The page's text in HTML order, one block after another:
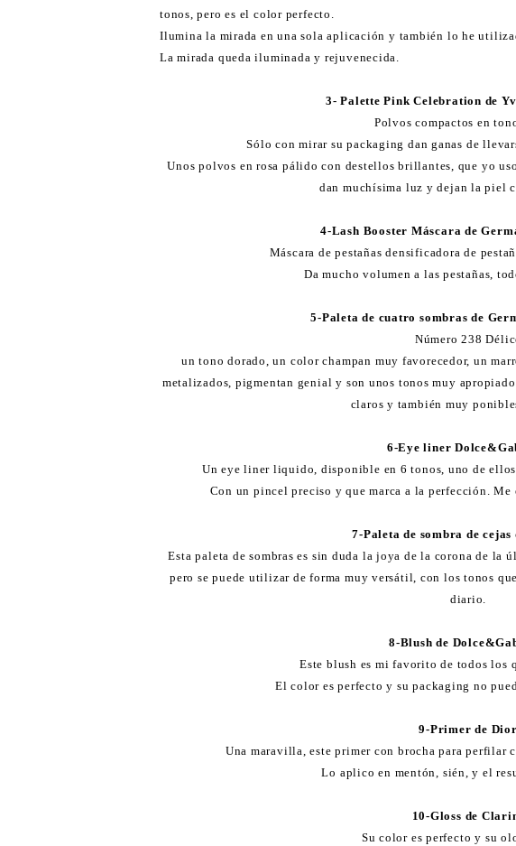
tonos, pero es el color perfecto.
Ilumina la mirada en una sola aplicación y también lo he
La mirada queda iluminada y rejuvenecida.
3- Palette Pink Celebration de
Polvos compactos en
Sólo con mirar su packaging dan ganas de
Unos polvos en rosa pálido con destellos brillantes, que yo
dan muchísima luz y dejan la piel
4-Lash Booster Máscara de
Máscara de pestañas densificadora de
Da mucho volumen a las pestañas,
5-Paleta de cuatro sombras de
Número 238
un tono dorado, un color champan muy favorecedor, un
metalizados, pigmentan genial y son unos tonos muy
claros y también muy
6-Eye liner
Un eye liner liquido, disponible en 6 tonos, uno de ellos
Con un pincel preciso y que marca a la perfección. Me
7-Paleta de sombra de cejas
Esta paleta de sombras es sin duda la joya de la corona de la
pero se puede utilizar de forma muy versátil, con los tonos
diario.
8-Blush de
Este blush es mi favorito de todos los
El color es perfecto y su packaging no
9-Primer de Dior
Una maravilla, este primer con brocha para perfilar
Lo aplico en mentón, sién, y el
10-Gloss de
Su color es perfecto y su